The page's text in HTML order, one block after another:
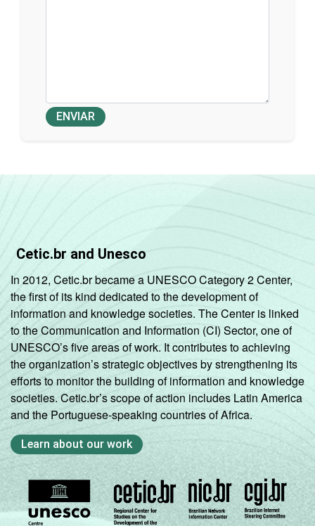
ENVIAR
Cetic.br and Unesco
In 2012, Cetic.br became a UNESCO Category 2 Center,
the first of its kind dedicated to the development of
information and knowledge societies. The Center is linked
to the Communication and Information (CI) Sector, one of
UNESCO’s five areas of work. It contributes to achieving
the organization’s strategic objectives by strengthening its
efforts to monitor the building of information and knowledge
societies. Cetic.br’s scope of action includes Latin America
and the Portuguese-speaking countries of Africa.
Learn about our work